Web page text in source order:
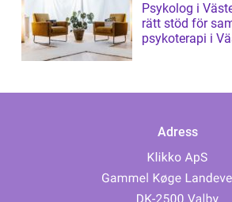
Psykolog i
rätt stöd för
psykoterapi i
Adress